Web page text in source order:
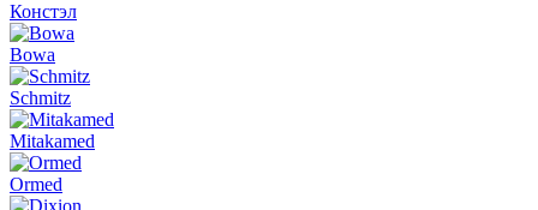
Констэл
Bowa
Schmitz
Mitakamed
Ormed